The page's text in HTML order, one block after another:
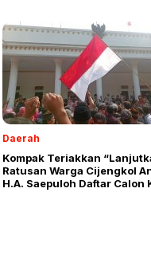
Daerah
Kompak Teriakkan
Ratusan Warga Cijengkol
H.A. Saepuloh Daftar Calon